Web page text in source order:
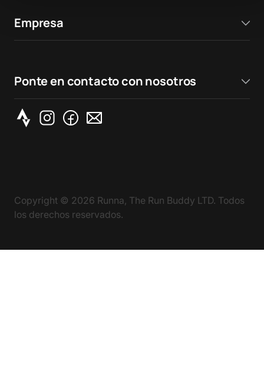
Empresa
Ponte en contacto con nosotros
Copyright © 2026 Runna, The Run Buddy LTD. Todos
los derechos reservados.